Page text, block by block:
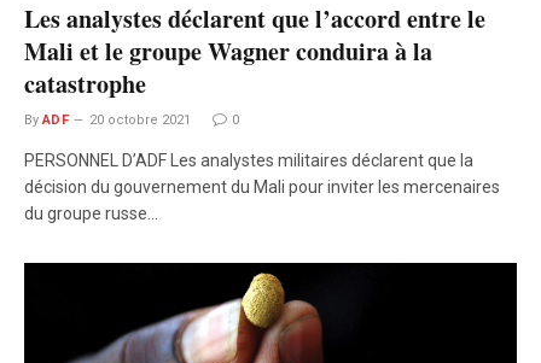
Les analystes déclarent que l’accord entre le
Mali et le groupe Wagner conduira à la
catastrophe
By ADF 20 octobre 2021 0
PERSONNEL D’ADF Les analystes militaires déclarent que la
décision du gouvernement du Mali pour inviter les mercenaires
du groupe russe…